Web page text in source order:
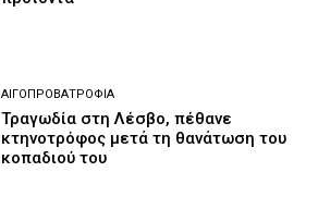
ΑΙΓΟΠΡΟΒΑΤΡΟΦΊΑ
Τραγωδία στη Λέσβο, πέθανε
κτηνοτρόφος μετά τη θανάτωση του
κοπαδιού του